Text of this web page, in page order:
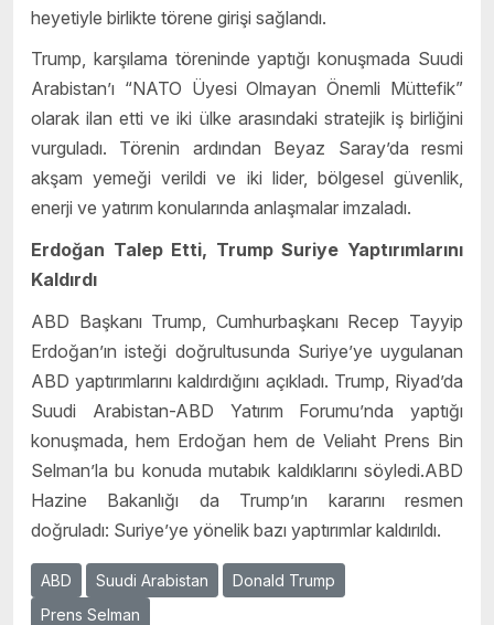
heyetiyle birlikte törene girişi sağlandı.
Trump, karşılama töreninde yaptığı konuşmada Suudi
Arabistan’ı “NATO Üyesi Olmayan Önemli Müttefik”
olarak ilan etti ve iki ülke arasındaki stratejik iş birliğini
vurguladı. Törenin ardından Beyaz Saray’da resmi
akşam yemeği verildi ve iki lider, bölgesel güvenlik,
enerji ve yatırım konularında anlaşmalar imzaladı.
Erdoğan Talep Etti, Trump Suriye Yaptırımlarını
Kaldırdı
ABD Başkanı Trump, Cumhurbaşkanı Recep Tayyip
Erdoğan’ın isteği doğrultusunda Suriye’ye uygulanan
ABD yaptırımlarını kaldırdığını açıkladı. Trump, Riyad’da
Suudi Arabistan-ABD Yatırım Forumu’nda yaptığı
konuşmada, hem Erdoğan hem de Veliaht Prens Bin
Selman’la bu konuda mutabık kaldıklarını söyledi.ABD
Hazine Bakanlığı da Trump’ın kararını resmen
doğruladı: Suriye’ye yönelik bazı yaptırımlar kaldırıldı.
ABD Suudi Arabistan
Donald Trump
Prens Selman